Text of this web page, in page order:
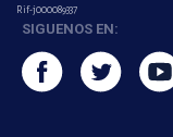
Rif-j000089337
SIGUENOS EN: